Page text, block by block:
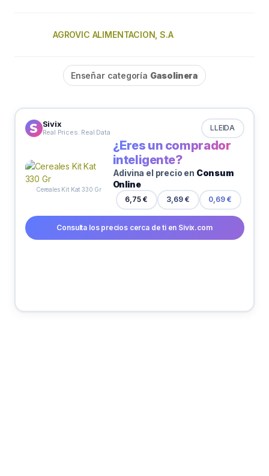
AGROVIC ALIMENTACION, S.A
Enseñar categoría Gasolinera
Sivix
Real Prices. Real Data LLEIDA
Cereales Kit Kat 330 Gr
¿Eres un comprador
inteligente?
Adivina el precio en Consum
Online
6,75 € 3,69 € 0,69 €
Consulta los precios cerca de ti en Sivix.com